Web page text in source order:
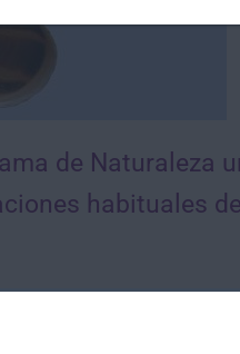
de Naturaleza
habituales